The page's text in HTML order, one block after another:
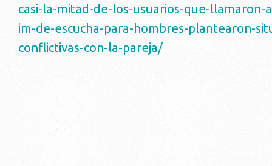
casi-la-mitad-de-los-usuarios-que-llamaron-
im-de-escucha-para-hombres-plantearon-
conflictivas-con-la-pareja/